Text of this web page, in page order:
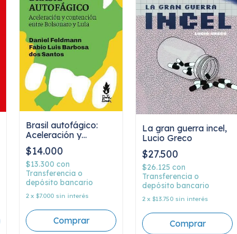
Brasil autofágico:
Aceleración y
contención entre
Bolsonaro y Lula,
Daniel Feldmann y
Fabio Luis Barbosa
dos Santos
$14.000
$13.300 con
Transferencia o
depósito bancario
2 x $7.000 sin interés
La gran guerra incel,
Lucio Greco
$27.500
$26.125 con
Transferencia o
depósito bancario
2 x $13.750 sin interés